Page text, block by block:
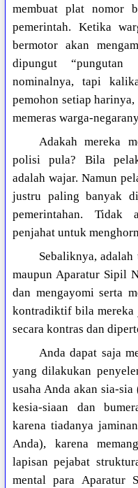
membuat plat nomor
pemerintah. Ketika
bermotor akan
dipungut
nominalnya, tapi
pemohon setiap
memeras warga-
Adakah mereka
polisi pula? Bila
adalah wajar. Namun
justru paling banyak
pemerintahan. Tidak
penjahat untuk
Sebaliknya,
maupun Aparatur Sipil
dan mengayomi serta
kontradiktif bila mereka
secara kontras dan
Anda dapat saja
yang dilakukan
usaha Anda akan sia-
kesia-siaan dan
karena tiadanya
Anda), karena
lapisan pejabat
mental para Aparatur